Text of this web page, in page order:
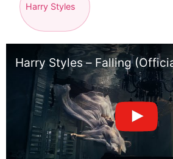
Harry Styles
Harry Styles – Falling